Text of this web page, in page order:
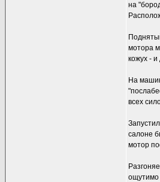
на
мотора
кожух -
На
всех
салоне
мотор
ощутимо